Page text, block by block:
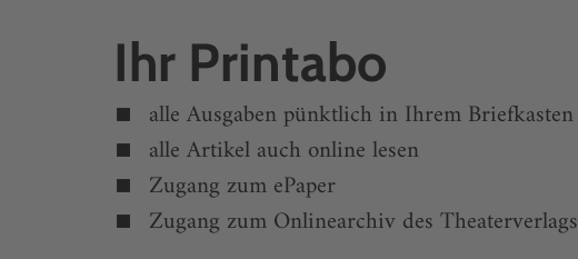
Ihr Printabo
alle Ausgaben pünktlich in Ihrem Briefkasten
alle Artikel auch online lesen
Zugang zum ePaper
Zugang zum Onlinearchiv des Theaterverlags